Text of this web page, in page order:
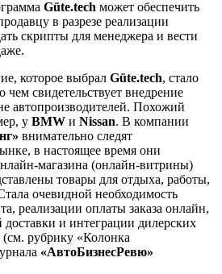
Güte.tech может обеспечить
в разрезе реализации
скрипты для менеджера и вести
которое выбрал Güte.tech, стало
свидетельствует внедрение
автопроизводителей. Похожий
у BMW и Nissan. В компании
внимательно следят
в настоящее время они
магазина (онлайн-витрины)
товары для отдыха, работы,
очевидной необходимость
реализации оплаты заказа онлайн,
доставки и интеграции дилерских
рубрику «Колонка
«АвтоБизнесРевю»